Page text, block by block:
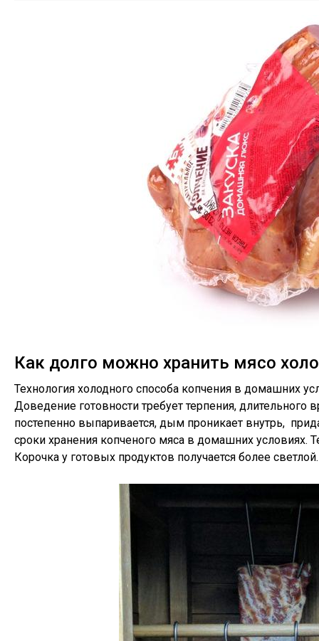
Как долго можно хранить мясо
Технология холодного способа копчения в домашних
Доведение готовности требует терпения, длительного
постепенно выпаривается, дым проникает внутрь,
сроки хранения копченого мяса в домашних условиях.
Корочка у готовых продуктов получается более светлой.